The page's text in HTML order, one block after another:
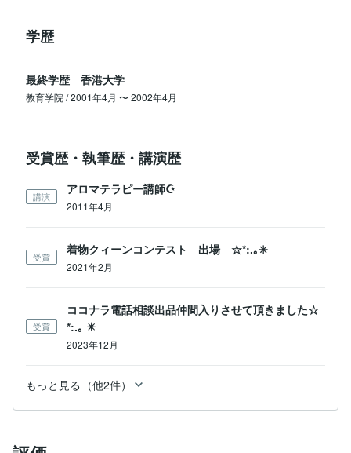
学歴
最終学歴 香港大学
教育学院 / 2001年4月 〜 2002年4月
受賞歴・執筆歴・講演歴
講演
アロマテラピー講師☪️
2011年4月
受賞
着物クィーンコンテスト 出場 ☆*:.｡✳️
2021年2月
受賞
ココナラ電話相談出品仲間入りさせて頂きました☆
*:.｡ ✴️
2023年12月
もっと見る（他2件）